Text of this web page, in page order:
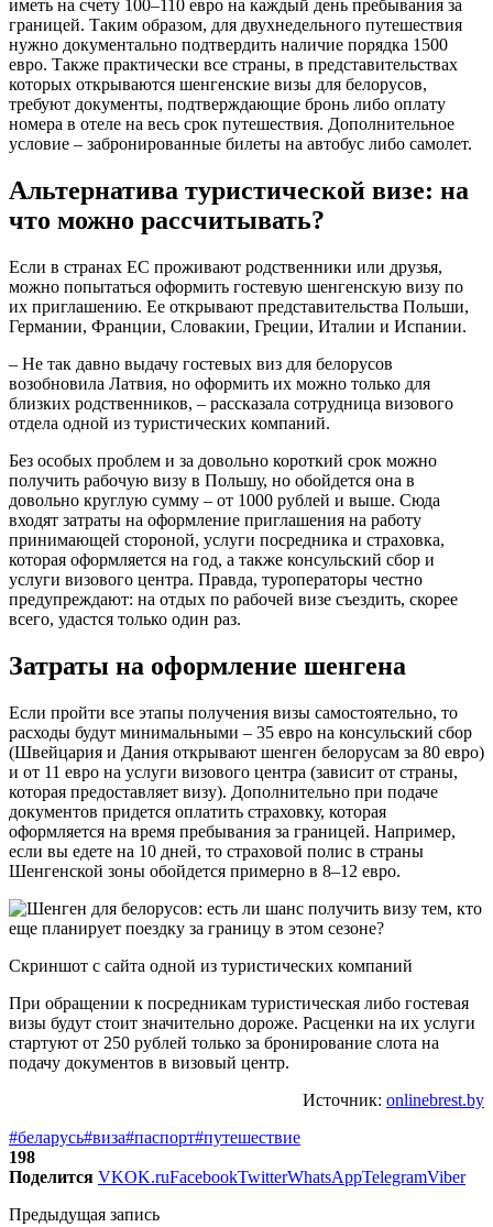
иметь на счету 100‒110 евро на каждый день пребывания за
границей. Таким образом, для двухнедельного путешествия
нужно документально подтвердить наличие порядка 1500
евро. Также практически все страны, в представительствах
которых открываются шенгенские визы для белорусов,
требуют документы, подтверждающие бронь либо оплату
номера в отеле на весь срок путешествия. Дополнительное
условие ‒ забронированные билеты на автобус либо самолет.
Альтернатива туристической визе: на
что можно рассчитывать?
Если в странах ЕС проживают родственники или друзья,
можно попытаться оформить гостевую шенгенскую визу по
их приглашению. Ее открывают представительства Польши,
Германии, Франции, Словакии, Греции, Италии и Испании.
‒ Не так давно выдачу гостевых виз для белорусов
возобновила Латвия, но оформить их можно только для
близких родственников, ‒ рассказала сотрудница визового
отдела одной из туристических компаний.
Без особых проблем и за довольно короткий срок можно
получить рабочую визу в Польшу, но обойдется она в
довольно круглую сумму – от 1000 рублей и выше. Сюда
входят затраты на оформление приглашения на работу
принимающей стороной, услуги посредника и страховка,
которая оформляется на год, а также консульский сбор и
услуги визового центра. Правда, туроператоры честно
предупреждают: на отдых по рабочей визе съездить, скорее
всего, удастся только один раз.
Затраты на оформление шенгена
Если пройти все этапы получения визы самостоятельно, то
расходы будут минимальными – 35 евро на консульский сбор
(Швейцария и Дания открывают шенген белорусам за 80 евро)
и от 11 евро на услуги визового центра (зависит от страны,
которая предоставляет визу). Дополнительно при подаче
документов придется оплатить страховку, которая
оформляется на время пребывания за границей. Например,
если вы едете на 10 дней, то страховой полис в страны
Шенгенской зоны обойдется примерно в 8‒12 евро.
Скриншот с сайта одной из туристических компаний
При обращении к посредникам туристическая либо гостевая
визы будут стоит значительно дороже. Расценки на их услуги
стартуют от 250 рублей только за бронирование слота на
подачу документов в визовый центр.
Источник: onlinebrest.by
#беларусь#виза#паспорт#путешествие
198
Поделится VKOK.ruFacebookTwitterWhatsAppTelegramViber
Предыдущая запись